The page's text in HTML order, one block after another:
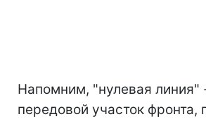
Напомним, "нулевая линия"
передовой участок фронта,